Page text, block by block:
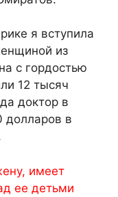
я вступила
из
с гордостью
12 тысяч
доктор в
долларов в
имеет
ее детьми